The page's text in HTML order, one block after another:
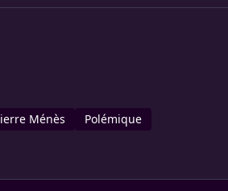
Ménès Polémique